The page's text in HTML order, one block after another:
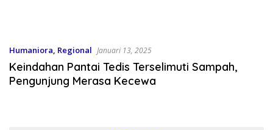
Humaniora, Regional Januari 13, 2025
Keindahan Pantai Tedis Terselimuti Sampah,
Pengunjung Merasa Kecewa